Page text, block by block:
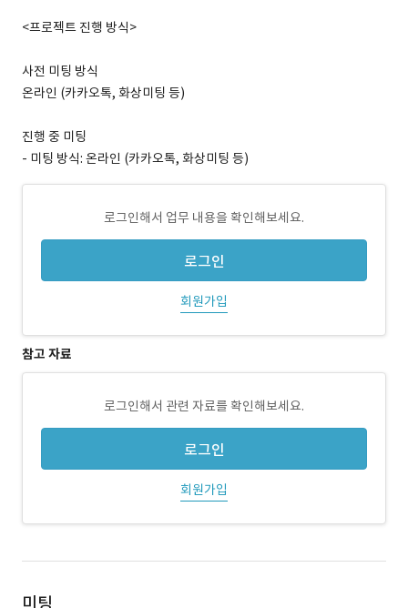
<프로젝트 진행 방식>
사전 미팅 방식
온라인 (카카오톡, 화상미팅 등)
진행 중 미팅
- 미팅 방식: 온라인 (카카오톡, 화상미팅 등)
로그인해서 업무 내용을 확인해보세요.
로그인
회원가입
참고 자료
로그인해서 관련 자료를 확인해보세요.
로그인
회원가입
미팅